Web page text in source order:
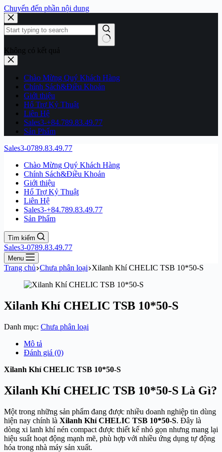
Chuyển đến phần nội dung
Không có kết quả
Chào Mừng Quý Khách Hàng
Chính Sách&Điều Khoản
Giới thiệu
Hổ Trợ Kỷ Thuật
Liên Hệ
Sales3-+84.789.83.49.77
Sản Phẩm
Sales3-0789.83.49.77
Chào Mừng Quý Khách Hàng
Chính Sách&Điều Khoản
Giới thiệu
Hổ Trợ Kỷ Thuật
Liên Hệ
Sales3-+84.789.83.49.77
Sản Phẩm
Tìm kiếm
Sales3-0789.83.49.77
Menu
Trang chủ Chưa phân loại Xilanh Khí CHELIC TSB 10*50-S
Xilanh Khí CHELIC TSB 10*50-S
Danh mục: Chưa phân loại
Mô tả
Đánh giá (0)
Xilanh Khí CHELIC TSB 10*50-S
Xilanh Khí CHELIC TSB 10*50-S Là Gì?
Một trong những sản phẩm đang được nhiều doanh nghiệp tin dùng
hiện nay chính là Xilanh Khí CHELIC TSB 10*50-S. Đây là
dòng xi lanh khí nén compact được thiết kế nhỏ gọn nhưng mang lại
hiệu suất hoạt động mạnh mẽ, phù hợp với nhiều ứng dụng tự động
hóa trong nhà máy sản xuất.